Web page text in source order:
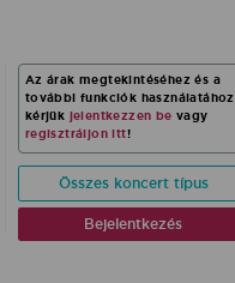
Az árak megtekintéséhez és a
további funkciók használatához
kérjük jelentkezzen be vagy
regisztráljon itt!
Összes koncert típus
Bejelentkezés